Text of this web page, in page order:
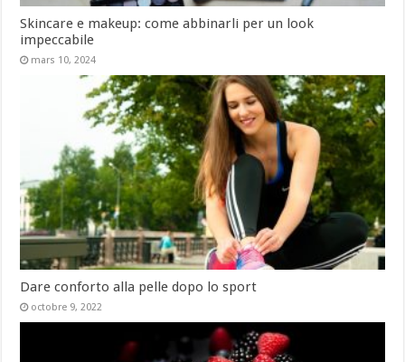
Skincare e makeup: come abbinarli per un look
impeccabile
mars 10, 2024
Dare conforto alla pelle dopo lo sport
octobre 9, 2022